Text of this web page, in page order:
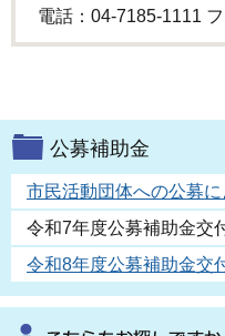
電話：04-7185-1111
公募補助金
市民活動団体への公募に
令和7年度公募補助金交
令和8年度公募補助金交